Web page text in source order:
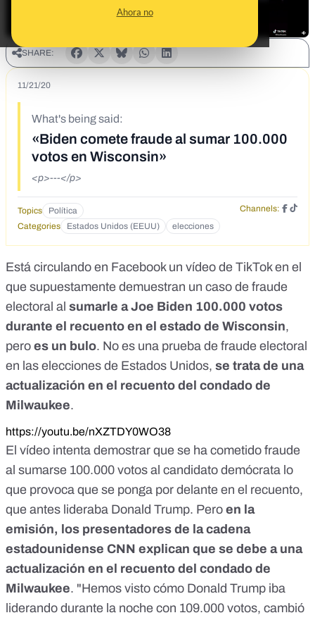
Ahora no
SHARE:
11/21/20
What's being said:
«Biden comete fraude al sumar 100.000
votos en Wisconsin»
<p>---</p>
Topics Política
Channels:
Categories
Estados Unidos (EEUU) elecciones
Está circulando en Facebook un vídeo de TikTok en el
que supuestamente demuestran un caso de fraude
electoral al sumarle a Joe Biden 100.000 votos
durante el recuento en el estado de Wisconsin,
pero es un bulo. No es una prueba de fraude electoral
en las elecciones de Estados Unidos, se trata de una
actualización en el recuento del condado de
Milwaukee.
https://youtu.be/nXZTDY0WO38
El vídeo intenta demostrar que se ha cometido fraude
al sumarse 100.000 votos al candidato demócrata lo
que provoca que se ponga por delante en el recuento,
que antes lideraba Donald Trump. Pero en la
emisión, los presentadores de la cadena
estadounidense CNN explican que se debe a una
actualización en el recuento del condado de
Milwaukee. "Hemos visto cómo Donald Trump iba
liderando durante la noche con 109.000 votos, cambió